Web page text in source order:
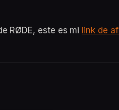
RØDE, este es mi link de